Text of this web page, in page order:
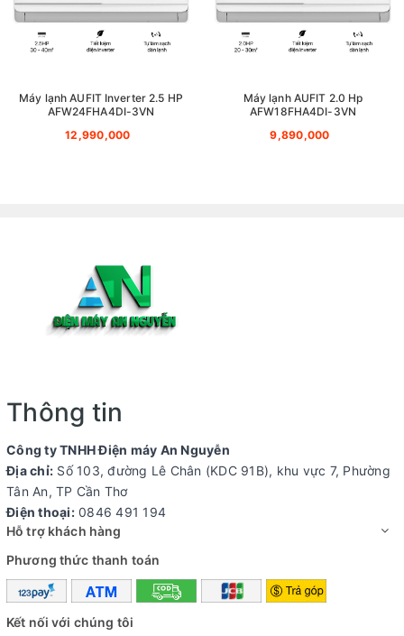
Máy lạnh AUFIT Inverter 2.5 HP
AFW24FHA4DI-3VN
12,990,000
Máy lạnh AUFIT 2.0 Hp
AFW18FHA4DI-3VN
9,890,000
Thông tin
Công ty TNHH Điện máy An Nguyễn
Địa chỉ: Số 103, đường Lê Chân (KDC 91B), khu vực 7, Phường
Tân An, TP Cần Thơ
Điện thoại:0846 491 194
Hỗ trợ khách hàng
Phương thức thanh toán
Kết nối với chúng tôi